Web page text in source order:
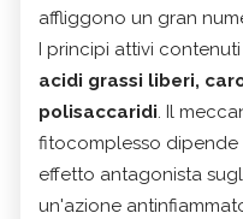
affliggono un gran
I principi attivi
acidi grassi liberi,
polisaccaridi. Il
fitocomplesso
effetto antagonista
un'azione